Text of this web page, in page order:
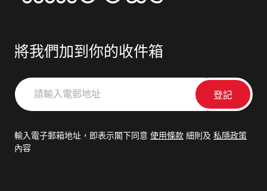
將我們加到你的收件箱
請
輸
郵
輸入電子郵箱地址，即表示閣下同意 使用條款 細則及 私隱政策
內容